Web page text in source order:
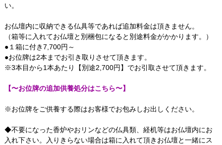
い。
お仏壇内に収納できる仏具等であれば追加料金は頂きません。
（箱等に入れてお仏壇と別梱包になると別途料金がかかります。）
●１箱に付き7,700円～
●お位牌は2本までお引き取りさせて頂きます。
※3本目から1本あたり【別途2,700円】でお引取させて頂きます。
【〜お位牌の追加供養処分はこちら〜】
※お位牌をご供養する際はお客様でお包みしお出しください。
◆不要になった香炉やおリンなどの仏具類、経机等はお仏壇内にお
入れ下さい。入りきらない場合は箱に入れて頂きお仏壇と一緒にス